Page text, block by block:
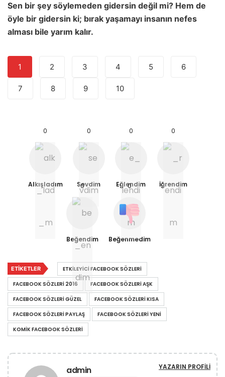
Sen bir şey söyIemeden gidersin değiI mi? Hem de
öyIe bir gidersin ki; bırak yaşamayı insanın nefes
aIması biIe yarım kaIır.
1 2 3 4 5 6
7 8 9 10
0
Alkışladım
0
Sevdim
0
Eğlendim
0
İğrendim
0
Beğendim
0
Beğenmedim
ETIKETLER
ETKILEYICI FACEBOOK SÖZLERI
FACEBOOK SÖZLERI 2016
FACEBOOK SÖZLERI AŞK
FACEBOOK SÖZLERI GÜZEL
FACEBOOK SÖZLERI KISA
FACEBOOK SÖZLERI PAYLAŞ
FACEBOOK SÖZLERI YENI
KOMIK FACEBOOK SÖZLERI
admin YAZARIN PROFILI